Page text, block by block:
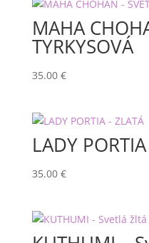
MAHA
TYRKYSOVÁ
35.00 €
LADY
35.00 €